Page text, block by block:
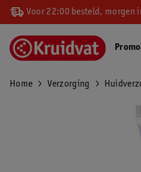
Voor 22:00 besteld, morgen
Home Verzorging